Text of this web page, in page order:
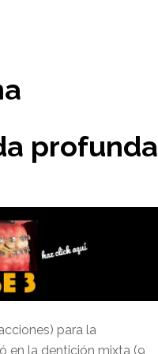
profunda
para la
en la dentición mixta (9